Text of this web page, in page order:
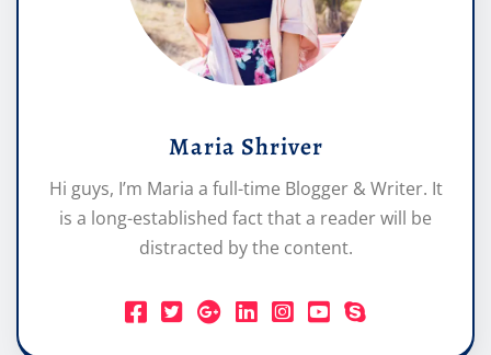
Maria Shriver
Hi guys, I’m Maria a full-time Blogger & Writer. It
is a long-established fact that a reader will be
distracted by the content.